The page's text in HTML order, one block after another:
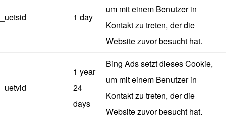
_uetsid 1 day
um mit einem Benutzer in
Kontakt zu treten, der die
Website zuvor besucht hat.
_uetvid
1 year
24
days
Bing Ads setzt dieses Cookie,
um mit einem Benutzer in
Kontakt zu treten, der die
Website zuvor besucht hat.